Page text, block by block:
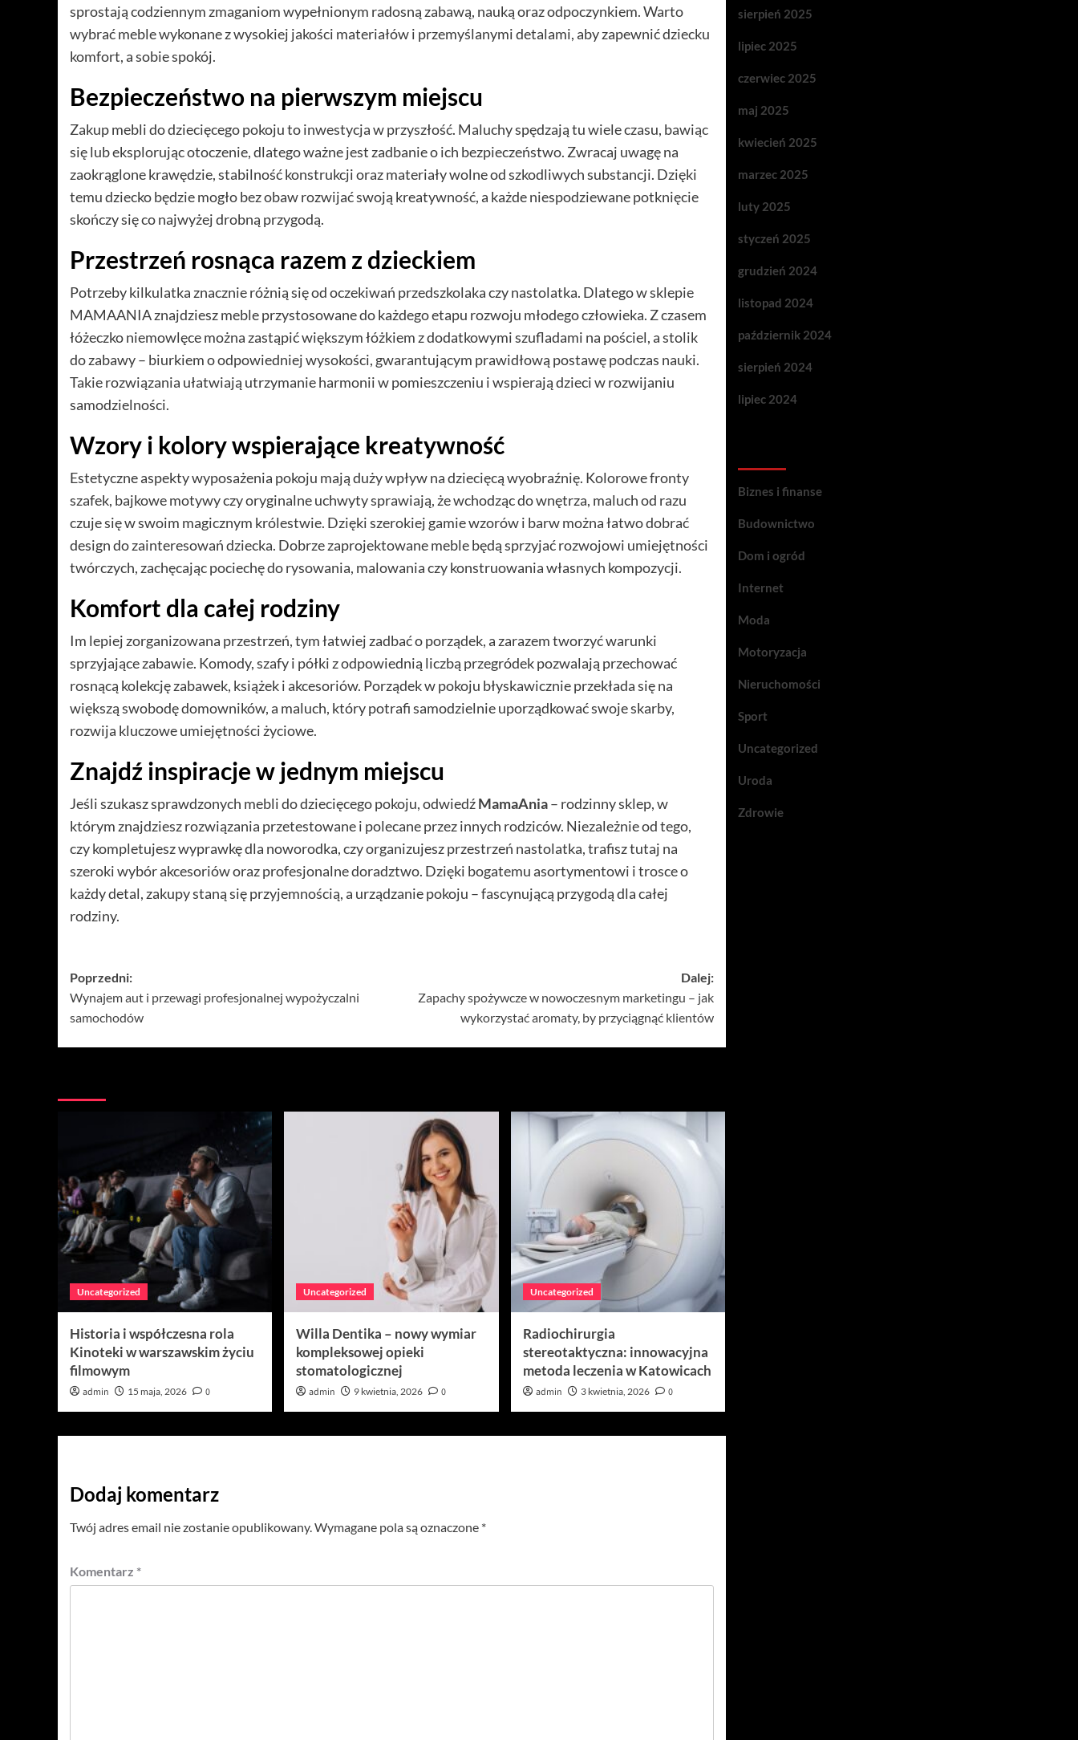
sprostają codziennym zmaganiom wypełnionym radosną zabawą, nauką oraz odpoczynkiem. Warto
wybrać meble wykonane z wysokiej jakości materiałów i przemyślanymi detalami, aby zapewnić dziecku
komfort, a sobie spokój.
Bezpieczeństwo na pierwszym miejscu
Zakup mebli do dziecięcego pokoju to inwestycja w przyszłość. Maluchy spędzają tu wiele czasu, bawiąc
się lub eksplorując otoczenie, dlatego ważne jest zadbanie o ich bezpieczeństwo. Zwracaj uwagę na
zaokrąglone krawędzie, stabilność konstrukcji oraz materiały wolne od szkodliwych substancji. Dzięki
temu dziecko będzie mogło bez obaw rozwijać swoją kreatywność, a każde niespodziewane potknięcie
skończy się co najwyżej drobną przygodą.
Przestrzeń rosnąca razem z dzieckiem
Potrzeby kilkulatka znacznie różnią się od oczekiwań przedszkolaka czy nastolatka. Dlatego w sklepie
MAMAANIA znajdziesz meble przystosowane do każdego etapu rozwoju młodego człowieka. Z czasem
łóżeczko niemowlęce można zastąpić większym łóżkiem z dodatkowymi szufladami na pościel, a stolik
do zabawy – biurkiem o odpowiedniej wysokości, gwarantującym prawidłową postawę podczas nauki.
Takie rozwiązania ułatwiają utrzymanie harmonii w pomieszczeniu i wspierają dzieci w rozwijaniu
samodzielności.
Wzory i kolory wspierające kreatywność
Estetyczne aspekty wyposażenia pokoju mają duży wpływ na dziecięcą wyobraźnię. Kolorowe fronty
szafek, bajkowe motywy czy oryginalne uchwyty sprawiają, że wchodząc do wnętrza, maluch od razu
czuje się w swoim magicznym królestwie. Dzięki szerokiej gamie wzorów i barw można łatwo dobrać
design do zainteresowań dziecka. Dobrze zaprojektowane meble będą sprzyjać rozwojowi umiejętności
twórczych, zachęcając pociechę do rysowania, malowania czy konstruowania własnych kompozycji.
Komfort dla całej rodziny
Im lepiej zorganizowana przestrzeń, tym łatwiej zadbać o porządek, a zarazem tworzyć warunki
sprzyjające zabawie. Komody, szafy i półki z odpowiednią liczbą przegródek pozwalają przechować
rosnącą kolekcję zabawek, książek i akcesoriów. Porządek w pokoju błyskawicznie przekłada się na
większą swobodę domowników, a maluch, który potrafi samodzielnie uporządkować swoje skarby,
rozwija kluczowe umiejętności życiowe.
Znajdź inspiracje w jednym miejscu
Jeśli szukasz sprawdzonych mebli do dziecięcego pokoju, odwiedźMamaAnia– rodzinny sklep, w
którym znajdziesz rozwiązania przetestowane i polecane przez innych rodziców. Niezależnie od tego,
czy kompletujesz wyprawkę dla noworodka, czy organizujesz przestrzeń nastolatka, trafisz tutaj na
szeroki wybór akcesoriów oraz profesjonalne doradztwo. Dzięki bogatemu asortymentowi i trosce o
każdy detal, zakupy staną się przyjemnością, a urządzanie pokoju – fascynującą przygodą dla całej
rodziny.
Zobacz
wpisy
Poprzedni:
Wynajem aut i przewagi profesjonalnej wypożyczalni
samochodów
Dalej:
Zapachy spożywcze w nowoczesnym marketingu – jak
wykorzystać aromaty, by przyciągnąć klientów
Uncategorized
Historia i współczesna rola
Kinoteki w warszawskim życiu
filmowym
admin 15 maja, 2026 0
Uncategorized
Willa Dentika – nowy wymiar
kompleksowej opieki
stomatologicznej
admin 9 kwietnia, 2026 0
Uncategorized
Radiochirurgia
stereotaktyczna: innowacyjna
metoda leczenia w Katowicach
admin 3 kwietnia, 2026 0
Dodaj komentarz
Twój adres email nie zostanie opublikowany.Wymagane pola są oznaczone *
Komentarz *
sierpień 2025
lipiec 2025
czerwiec 2025
maj 2025
kwiecień 2025
marzec 2025
luty 2025
styczeń 2025
grudzień 2024
listopad 2024
październik 2024
sierpień 2024
lipiec 2024
Biznes i finanse
Budownictwo
Dom i ogród
Internet
Moda
Motoryzacja
Nieruchomości
Sport
Uncategorized
Uroda
Zdrowie